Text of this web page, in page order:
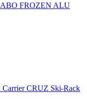
FROZEN ALU